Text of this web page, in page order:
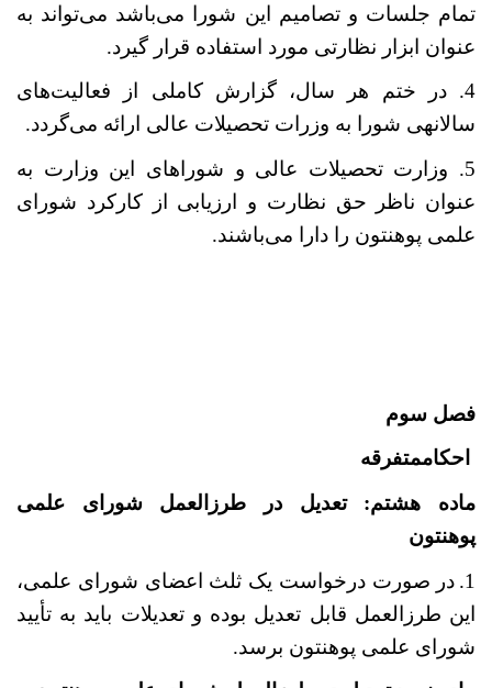
تمام جلسات و تصامیم این شورا میباشد میتواند به
عنوان ابزار نظارتی مورد استفاده قرار گیرد.
4. در ختم هر سال، گزارش کاملی از فعالیت
های
سالانه‏ی شورا به وزرات تحصیلات عالی ارائه میگردد.
5. وزارت تحصیلات عالی و شوراهای این وزارت به
عنوان ناظر حق نظارت و ارزیابی از کارکرد شورای
علمی پوهنتون را دارا میباشند.
فصل سوم
احکام­متفرقه
ماده هشتم: تعدیل در طرزالعمل شورای علمی
پوهنتون
1
. در صورت درخواست یک ثلث اعضای شورای علمی،
این طرزالعمل قابل تعدیل بوده و تعدیلات باید به تأیید
شورای علمی پوهنتون برسد.